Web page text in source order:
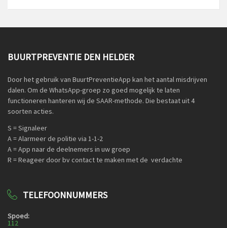
BUURTPREVENTIE DEN HELDER
Door het gebruik van BuurtPreventieApp kan het aantal misdrijven
dalen. Om de WhatsApp-groep zo goed mogelijk te laten
functioneren hanteren wij de SAAR-methode. Die bestaat uit 4
soorten acties.
S = Signaleer
A = Alarmeer de politie via 1-1-2
A = App naar de deelnemers in uw groep
R = Reageer door bv contact te maken met de verdachte
TELEFOONNUMMERS
Spoed:
112